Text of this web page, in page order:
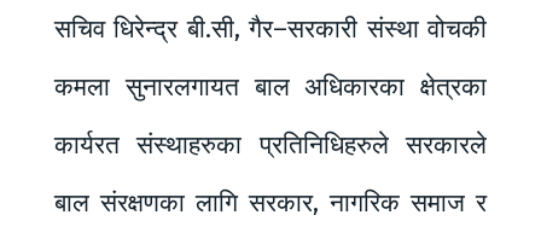
सचिव धिरेन्द्र बी.सी, गैर–सरकारी संस्था वोचकी
कमला सुनारलगायत बाल अधिकारका क्षेत्रका
कार्यरत संस्थाहरुका प्रतिनिधिहरुले सरकारले
बाल संरक्षणका लागि सरकार, नागरिक समाज र